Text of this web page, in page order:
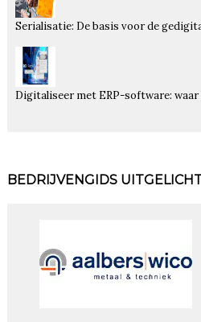
Serialisatie: De basis voor de
Digitaliseer met ERP-software: waar
BEDRIJVENGIDS